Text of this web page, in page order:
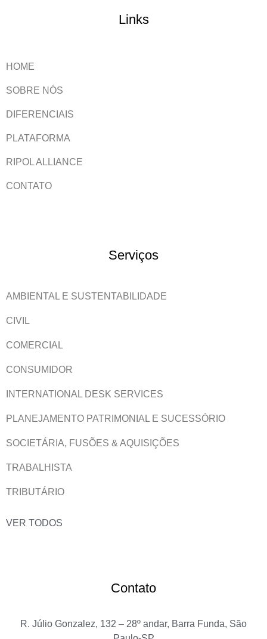
Links
HOME
SOBRE NÓS
DIFERENCIAIS
PLATAFORMA
RIPOL ALLIANCE
CONTATO
Serviços
AMBIENTAL E SUSTENTABILIDADE
CIVIL
COMERCIAL
CONSUMIDOR
INTERNATIONAL DESK SERVICES
PLANEJAMENTO PATRIMONIAL E SUCESSÓRIO
SOCIETÁRIA, FUSÕES & AQUISIÇÕES
TRABALHISTA
TRIBUTÁRIO
VER TODOS
Contato
R. Júlio Gonzalez, 132 – 28º andar, Barra Funda, São